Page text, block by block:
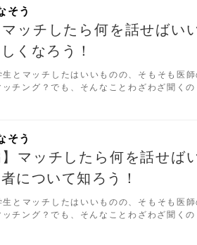
そう
マッチしたら何を話せばい
くなろう！
とマッチしたはいいものの、そもそも医師
ッチング？でも、そんなことわざわざ聞く
たに、典型的な医師の人生をご紹介します
そう
】マッチしたら何を話せば
について知ろう！
とマッチしたはいいものの、そもそも医師
ッチング？でも、そんなことわざわざ聞く
たに、典型的な医師の人生をご紹介します